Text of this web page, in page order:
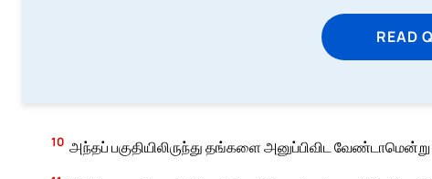
READ
10 அந்தப் பகுதியிலிருந்து தங்களை அனுப்பிவிட